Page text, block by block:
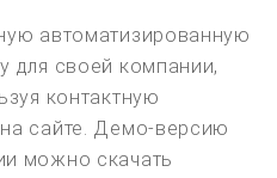
автоматизированную
для своей компании,
контактную
сайте. Демо-версию
можно скачать